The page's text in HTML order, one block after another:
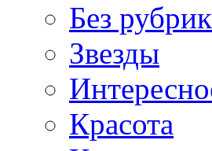
Без
Звезды
Красота